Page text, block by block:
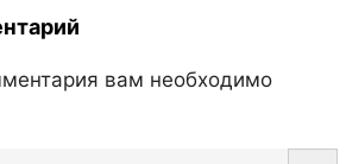
вам необходимо